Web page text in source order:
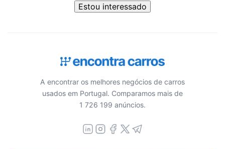
Estou interessado
A encontrar os melhores negócios de carros
usados em Portugal. Comparamos mais de
1 726 199 anúncios.